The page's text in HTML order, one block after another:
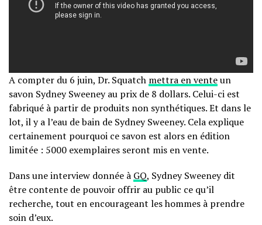
A compter du 6 juin, Dr. Squatch mettra en venteun
savon Sydney Sweeney au prix de 8 dollars. Celui-ci est
fabriqué à partir de produits non synthétiques. Et dans le
lot, il y a l’eau de bain de Sydney Sweeney. Cela explique
certainement pourquoi ce savon est alors en édition
limitée : 5000 exemplaires seront mis en vente.
Dans une interview donnée à GQ, Sydney Sweeney dit
être contente de pouvoir offrir au public ce qu’il
recherche, tout en encourageant les hommes à prendre
soin d’eux.